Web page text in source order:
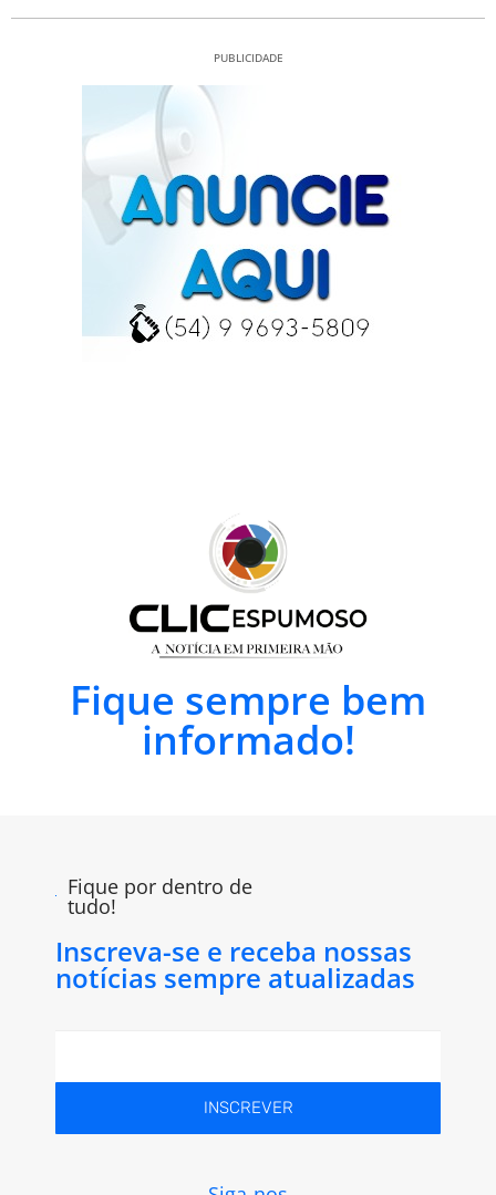
PUBLICIDADE
Fique sempre bem
informado!
Fique por dentro de
tudo!
Inscreva-se e receba nossas
notícias sempre atualizadas
INSCREVER